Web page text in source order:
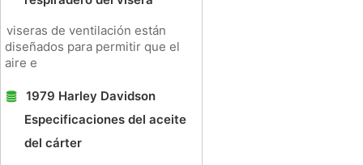
viseras de ventilación están
diseñados para permitir que el
aire e
1979 Harley Davidson
Especificaciones del aceite
del cárter